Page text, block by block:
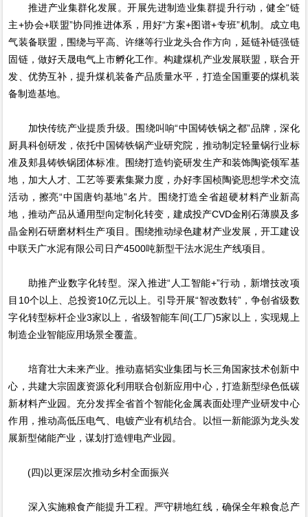
推进产业集群化发展。开展先进制造业集群提升行动，健全“链
主+协会+联盟”协同推进体系，用好“方案+图谱+专班”机制。成立电
气装备联盟，围绕与平高、许继等行业龙头合作方向，延链补链强链
固链，做好天晟电气上市孵化工作。构建煤机产业发展联盟，联合开
发、优势互补，提升煤机装备产品质量水平，打造全国重要的煤机装
备制造基地。
加快传统产业提质升级。围绕叫响“中国铸铁锅之都”品牌，深化
厨具科创研发，依托中国铸铁锅产业研究院，推动制定轻量锅行业标
准及郏县铸铁锅团体标准。围绕打造钧瓷研发生产和装饰陶瓷领军基
地，加大人才、工艺等要素集聚力度，办好李国桢陶瓷思想学术交流
活动，擦亮“中国唐钧基地”名片。围绕打造全省超硬材料产业新高
地，推动产品从通用型向定制化转变，建成投产CVD金刚石薄膜及多
晶金刚石研磨材料生产项目。围绕推动绿色建材产业发展，开工建设
中联天广水泥有限公司日产4500吨新型干法水泥生产线项目。
助推产业数字化转型。深入推进“人工智能+”行动，新增技改项
目10个以上、总投资10亿元以上。引导开展“智改数转”，争创省级数
字化转型标杆企业3家以上，省级智能车间(工厂)5家以上，实现规上
制造企业智能应用场景全覆盖。
培育壮大未来产业。推动嘉韬实业集团与长三角国家技术创新中
心，共建大宗固废资源化利用联合创新应用中心，打造新型绿色低碳
新材料产业园。充分发挥全省首个智能化金属表面处理产业研发中心
作用，推动高低压电气、电镀产业有机结合。以恒一新能源为龙头发
展新型储能产业，谋划打造锂电产业园。
(四)以更深层次推动乡村全面振兴
深入实施粮食产能提升工程。严守耕地红线，确保全年粮食总产